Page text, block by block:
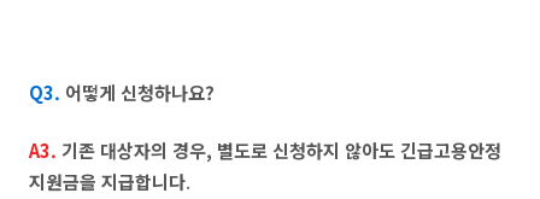
Q3. 어떻게 신청하나요?
A3. 기존 대상자의 경우, 별도로 신청하지 않아도 긴급고용안정
지원금을 지급합니다.